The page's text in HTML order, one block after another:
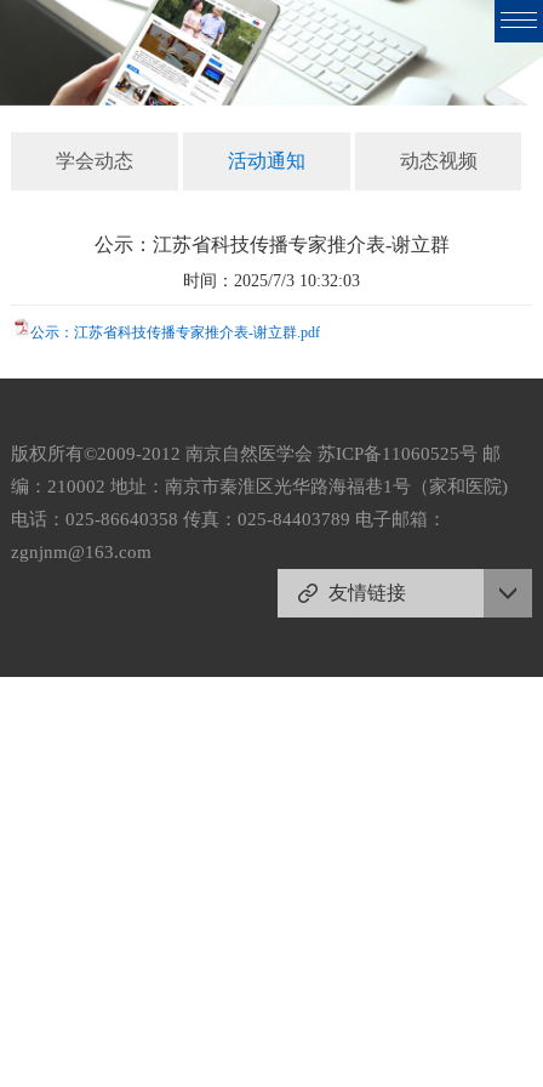
学会动态 活动通知 动态视频
公示：江苏省科技传播专家推介表-谢立群
时间：2025/7/3 10:32:03
公示：江苏省科技传播专家推介表-谢立群.pdf
版权所有©2009-2012 南京自然医学会 苏ICP备11060525号 邮
编：210002 地址：南京市秦淮区光华路海福巷1号（家和医院)
电话：025-86640358 传真：025-84403789 电子邮箱：
zgnjnm@163.com
友情链接